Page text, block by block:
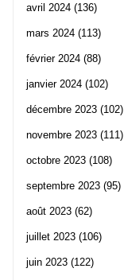
avril 2024 (136)
mars 2024 (113)
février 2024 (88)
janvier 2024 (102)
décembre 2023 (102)
novembre 2023 (111)
octobre 2023 (108)
septembre 2023 (95)
août 2023 (62)
juillet 2023 (106)
juin 2023 (122)